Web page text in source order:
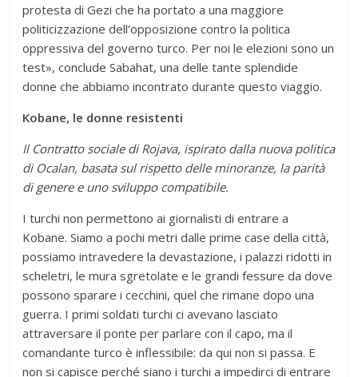
protesta di Gezi che ha portato a una maggiore
politicizzazione dell’opposizione contro la politica
oppressiva del governo turco. Per noi le elezioni sono un
test», conclude Sabahat, una delle tante splendide
donne che abbiamo incontrato durante questo viaggio.
Kobane, le donne resistenti
Il Contratto sociale di Rojava, ispirato dalla nuova politica
di Ocalan, basata sul rispetto delle minoranze, la parità
di genere e uno sviluppo compatibile.
I turchi non permettono ai giornalisti di entrare a
Kobane. Siamo a pochi metri dalle prime case della città,
possiamo intravedere la devastazione, i palazzi ridotti in
scheletri, le mura sgretolate e le grandi fessure da dove
possono sparare i cecchini, quel che rimane dopo una
guerra. I primi soldati turchi ci avevano lasciato
attraversare il ponte per parlare con il capo, ma il
comandante turco è inflessibile: da qui non si passa. E
non si capisce perché siano i turchi a impedirci di entrare